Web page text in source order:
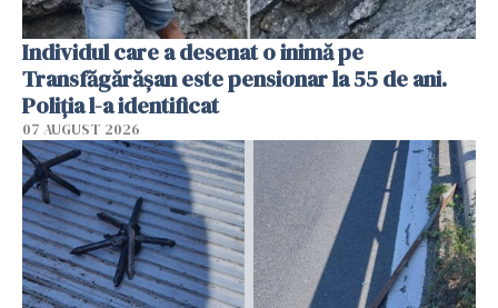
Individul care a desenat o inimă pe
Transfăgărășan este pensionar la 55 de ani.
Poliția l-a identificat
07 AUGUST 2026